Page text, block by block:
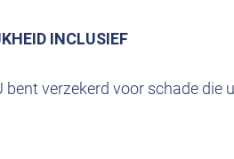
INCLUSIEF
verzekerd voor schade die